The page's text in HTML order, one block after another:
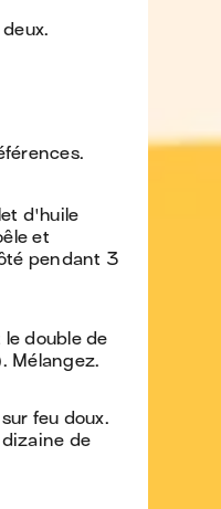
d'huile
et
pendant 3
double de
Mélangez.
feu doux.
de